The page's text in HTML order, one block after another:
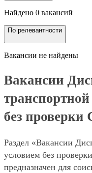
Найдено 0 вакансий
По релевантности
Вакансии не найдены
Вакансии
без проверки
Раздел «Вакансии
условием без
предназначен для